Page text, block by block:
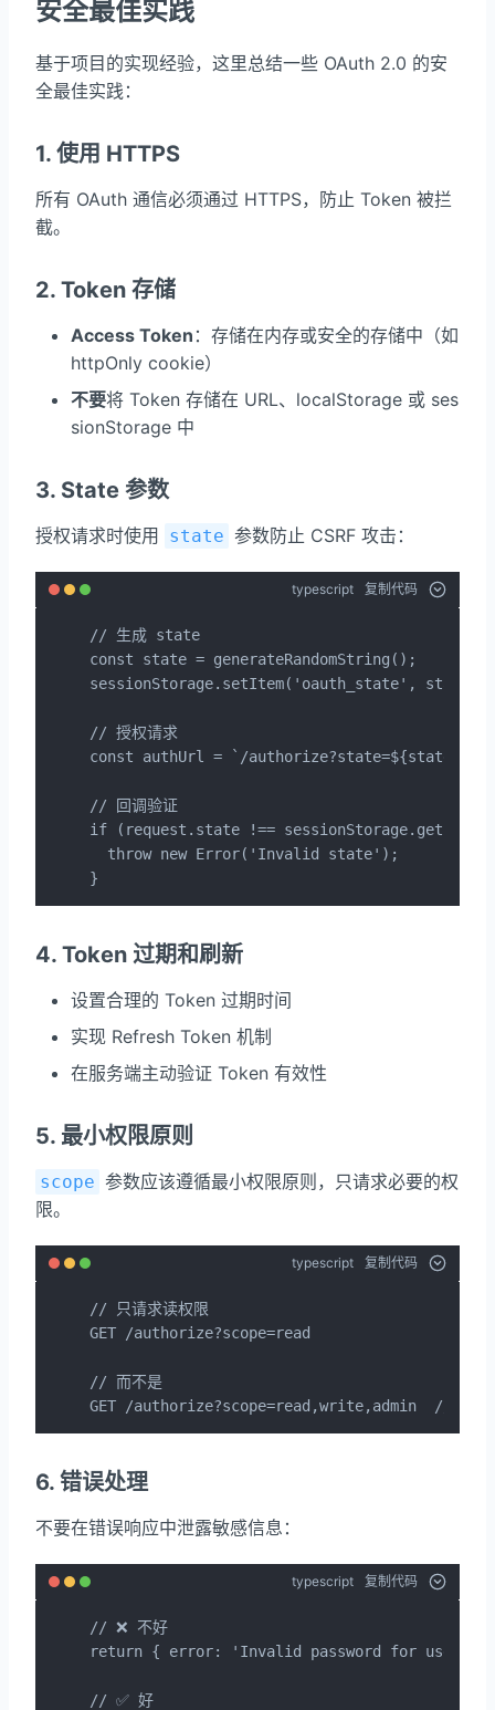
安全最佳实践
基于项目的实现经验，这里总结一些 OAuth 2.0 的安
全最佳实践：
1. 使用 HTTPS
所有 OAuth 通信必须通过 HTTPS，防止 Token 被拦
截。
2. Token 存储
Access Token ：存储在内存或安全的存储中（如
httpOnly cookie）
不要将 Token 存储在 URL、localStorage 或 ses
sionStorage 中
3. State 参数
授权请求时使用 state 参数防止 CSRF 攻击：
typescript 复制代码
// 生成 state
const state = generateRandomString();
sessionStorage.setItem('oauth_state', state);
// 授权请求
const authUrl = `/
// 回调验证
if (request.state !==
  throw new Error('Invalid state');
}
4. Token 过期和刷新
设置合理的 Token 过期时间
实现 Refresh Token 机制
在服务端主动验证 Token 有效性
5. 最小权限原则
scope 参数应该遵循最小权限原则，只请求必要的权
限。
typescript 复制代码
// 只请求读权限
GET /authorize?scope=read
// 而不是
GET /authorize?scope=read,write,admin  // ❌ 过
6. 错误处理
不要在错误响应中泄露敏感信息：
typescript 复制代码
// ❌ 不好
return { error: 'Invalid password for
// ✅ 好